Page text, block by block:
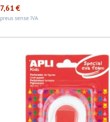
7,61 €
preus sense IVA